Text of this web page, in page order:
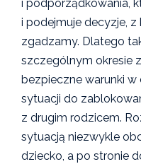
i podporządkowania,
i podejmuje decyzje,
zgadzamy. Dlatego
szczególnym okresie
bezpieczne warunki
sytuacji do
z drugim rodzicem.
sytuacją niezwykle
dziecko, a po stronie